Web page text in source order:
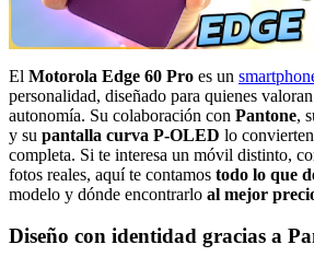
El Motorola Edge 60 Pro es un
personalidad, diseñado para quienes
autonomía. Su colaboración con Pantone,
y su pantalla curva P-OLED lo
completa. Si te interesa un móvil distinto,
fotos reales, aquí te contamos todo lo que
modelo y dónde encontrarlo al mejor
Diseño con identidad gracias a